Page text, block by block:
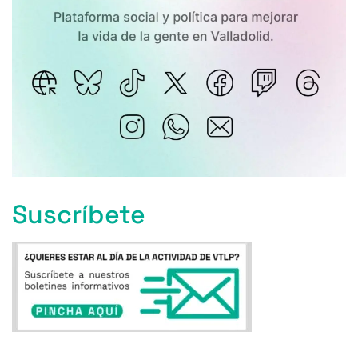
Suscríbete